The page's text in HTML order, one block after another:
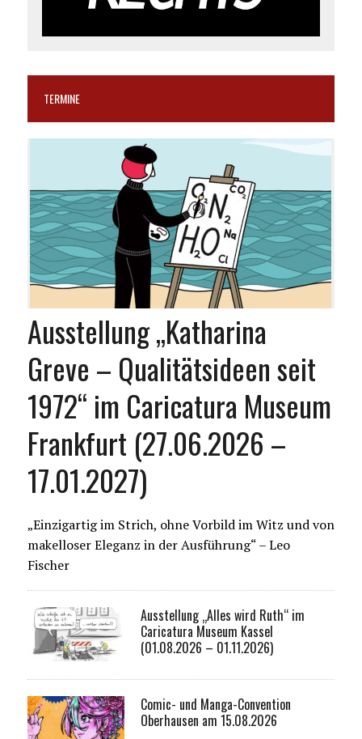
TERMINE
Ausstellung „Katharina
Greve – Qualitätsideen seit
1972“ im Caricatura Museum
Frankfurt (27.06.2026 –
17.01.2027)
„Einzigartig im Strich, ohne Vorbild im Witz und von
makelloser Eleganz in der Ausführung“ – Leo
Fischer
Ausstellung „Alles wird Ruth“ im
Caricatura Museum Kassel
(01.08.2026 – 01.11.2026)
Comic- und Manga-Convention
Oberhausen am 15.08.2026